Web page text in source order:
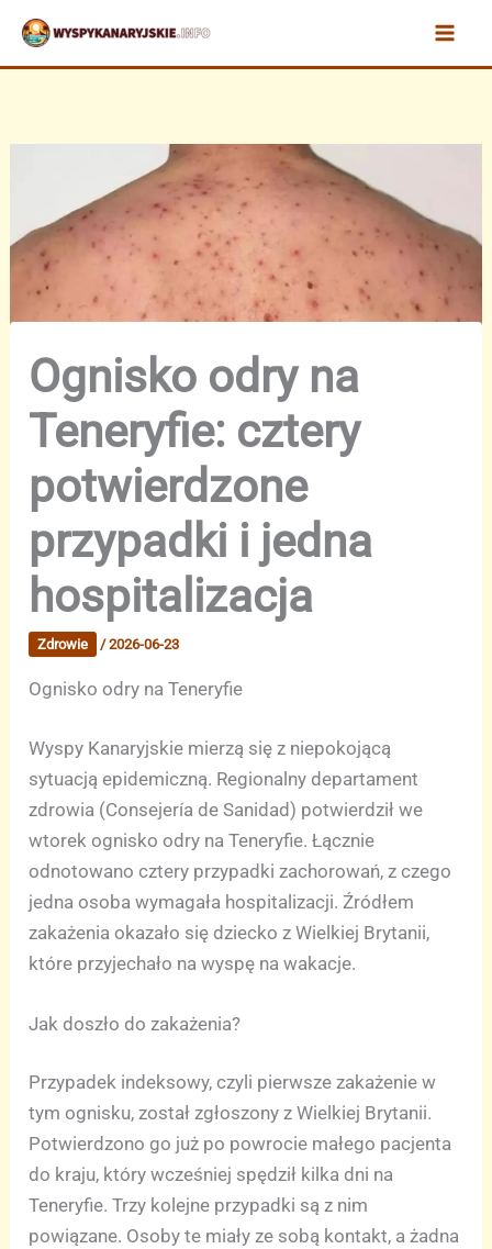
Przejdź
treści
Ognisko odry na
Teneryfie: cztery
potwierdzone
przypadki i jedna
hospitalizacja
Zdrowie /2026-06-23
Ognisko odry na Teneryfie
Wyspy Kanaryjskie mierzą się z niepokojącą
sytuacją epidemiczną. Regionalny departament
zdrowia (Consejería de Sanidad) potwierdził we
wtorek ognisko odry na Teneryfie. Łącznie
odnotowano cztery przypadki zachorowań, z czego
jedna osoba wymagała hospitalizacji. Źródłem
zakażenia okazało się dziecko z Wielkiej Brytanii,
które przyjechało na wyspę na wakacje.
Jak doszło do zakażenia?
Przypadek indeksowy, czyli pierwsze zakażenie w
tym ognisku, został zgłoszony z Wielkiej Brytanii.
Potwierdzono go już po powrocie małego pacjenta
do kraju, który wcześniej spędził kilka dni na
Teneryfie. Trzy kolejne przypadki są z nim
powiązane. Osoby te miały ze sobą kontakt, a żadna